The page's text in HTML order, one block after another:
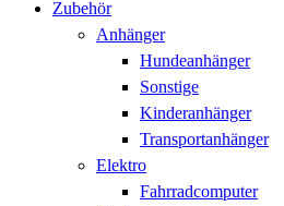
Zubehör
Anhänger
Hundeanhänger
Sonstige
Kinderanhänger
Transportanhänger
Elektro
Fahrradcomputer